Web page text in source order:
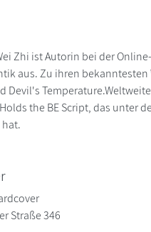
Zhi ist Autorin bei der
aus. Zu ihren bekanntesten
Devil's
the BE Script, das unter
Straße 346